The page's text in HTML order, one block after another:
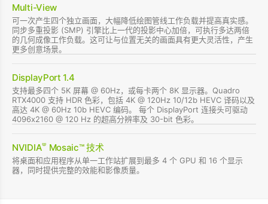
Multi-View
可一次产生四个独立画面，大幅降低绘图管线工作负载并提高真实感。
同步多重投影 (SMP) 引擎比上一代的投影中心加倍，可执行多达两倍
的几何成像工作负载。这可让与位置无关的画面具有更大灵活性，产生
更多创意场景。
DisplayPort 1.4
支持最多四个 5K 屏幕 @ 60Hz，或每卡两个 8K 显示器。Quadro
RTX4000 支持 HDR 色彩，包括 4K @ 120Hz 10/12b HEVC 译码以及
高达 4K @ 60Hz 10b HEVC 编码。 每个 DisplayPort 连接头可驱动
4096x2160 @ 120 Hz 的超高分辨率及 30-bit 色彩。
NVIDIA® Mosaic™ 技术
将桌面和应用程序从单一工作站扩展到最多 4 个 GPU 和 16 个显示
器，同时提供完整的效能和影像质量。